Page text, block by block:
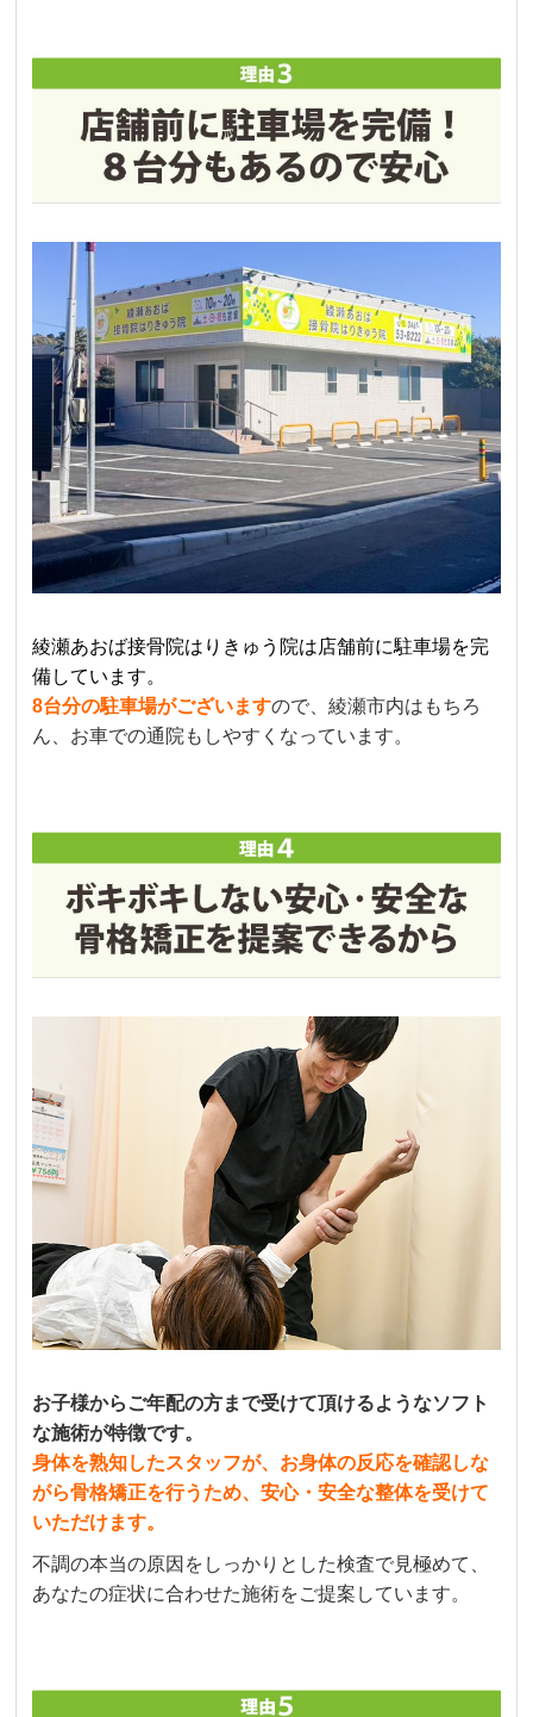
綾瀬あおば接骨院はりきゅう院は店舗前に駐車場を完
備しています。
8台分の駐車場がございますので、綾瀬市内はもちろ
ん、お車での通院もしやすくなっています。
お子様からご年配の方まで受けて頂けるようなソフト
な施術が特徴です。
身体を熟知したスタッフが、お身体の反応を確認しな
がら骨格矯正を行うため、安心・安全な整体を受けて
いただけます。
不調の本当の原因をしっかりとした検査で見極めて、
あなたの症状に合わせた施術をご提案しています。